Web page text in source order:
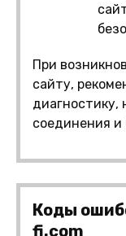
При
сайту,
диагностику,
соединения и
Коды
fi.com